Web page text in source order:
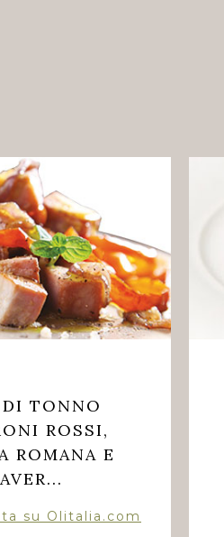
TONNO
ROSSI,
ROMANA E
su Olitalia.com